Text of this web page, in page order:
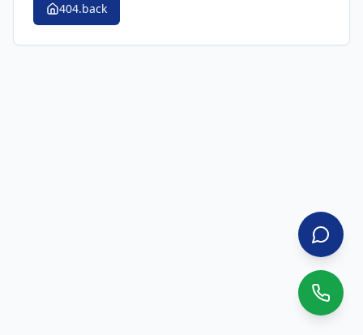
404.back